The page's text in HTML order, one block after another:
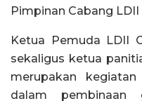
Pimpinan Cabang
Ketua Pemuda LDII
sekaligus ketua
merupakan
dalam pembinaan